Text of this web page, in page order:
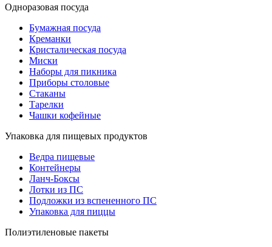
Одноразовая посуда
Бумажная посуда
Креманки
Кристалическая посуда
Миски
Наборы для пикника
Приборы столовые
Стаканы
Тарелки
Чашки кофейные
Упаковка для пищевых продуктов
Ведра пищевые
Контейнеры
Ланч-Боксы
Лотки из ПС
Подложки из вспененного ПС
Упаковка для пиццы
Полиэтиленовые пакеты